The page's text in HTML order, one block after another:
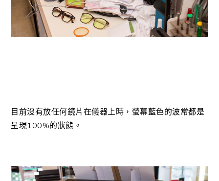
目前沒有放任何鏡片在儀器上時，螢幕藍色的波常都是
呈現100%的狀態。